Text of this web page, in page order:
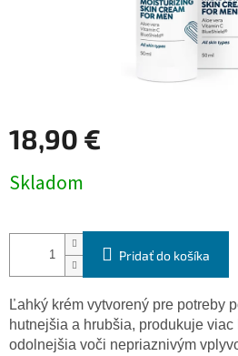
18,90 €
cena:
Skladom
Pridať do košíka
Ľahký krém vytvorený pre potreby
hutnejšia a hrubšia, produkuje
odolnejšia voči nepriaznivým